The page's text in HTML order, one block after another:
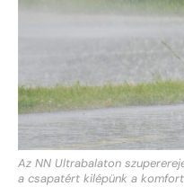
Az NN Ultrabalaton
a csapatért kilépünk a